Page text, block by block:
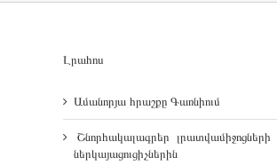
Լրահոս
Ամանորյա հրաշքը Գառնիում
Շնորհակալագրեր լրատվամիջոցների
ներկայացուցիչներին